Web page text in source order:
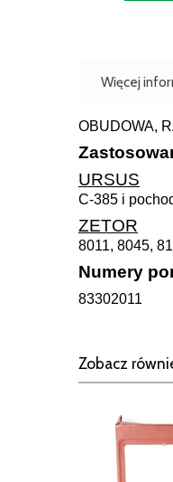
Więcej
OBUDOWA,
URSUS
C-385 i
ZETOR
8011, 8045,
Numery
83302011
Zobacz